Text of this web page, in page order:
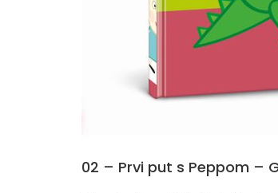
02 – Prvi put s Peppom –